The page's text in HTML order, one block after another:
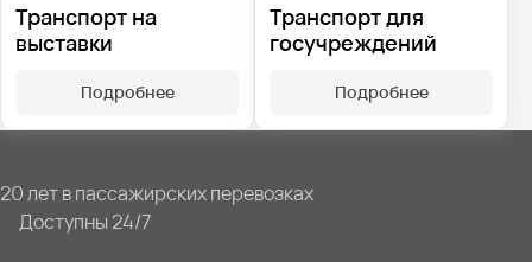
Транспорт на
выставки
Подробнее
Транспорт для
госучреждений
Подробнее
20 лет в пассажирских перевозках
Доступны 24/7